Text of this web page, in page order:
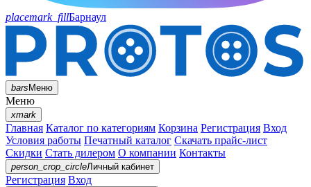
placemark_fillБарнаул
barsМеню
Меню
xmark
Главная Каталог по категориям Корзина Регистрация Вход
Условия работы Печатный каталог Скачать прайс-лист
Скидки Стать дилером О компании Контакты
person_crop_circleЛичный кабинет
Регистрация Вход